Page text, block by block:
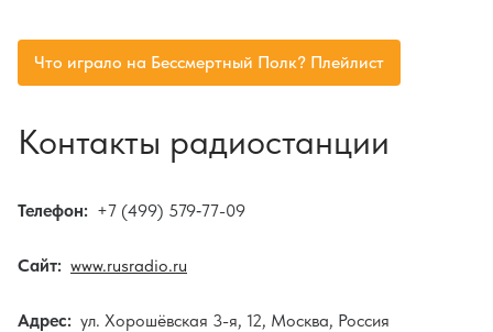
Что играло на Бессмертный Полк? Плейлист
Контакты радиостанции
Телефон: +7 (499) 579‑77-09
Сайт: www.rusradio.ru
Адрес: ул. Хорошёвская 3-я, 12, Москва, Россия